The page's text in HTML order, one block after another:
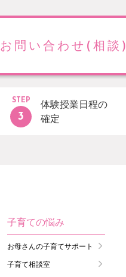
お問い合わせ (相談)
STEP
体験授業日程の
確定
子育ての悩み
お母さんの子育てサポート
子育て相談室